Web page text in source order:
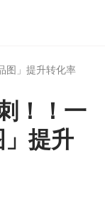
图」提升转化率
！！一
提升